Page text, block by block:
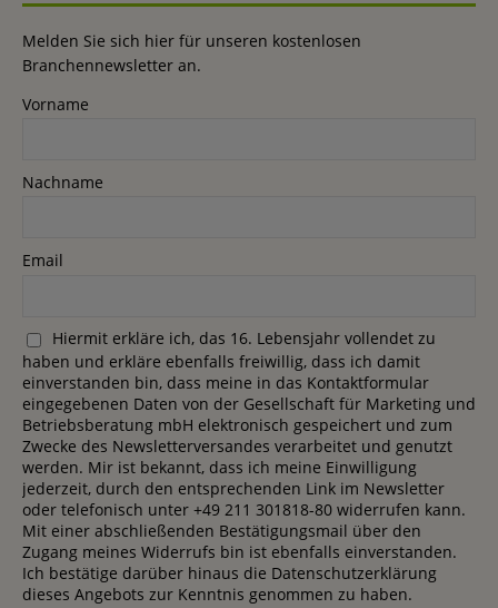
Melden Sie sich hier für unseren kostenlosen
Branchennewsletter an.
Vorname
Nachname
Email
Hiermit erkläre ich, das 16. Lebensjahr vollendet zu
haben und erkläre ebenfalls freiwillig, dass ich damit
einverstanden bin, dass meine in das Kontaktformular
eingegebenen Daten von der Gesellschaft für Marketing und
Betriebsberatung mbH elektronisch gespeichert und zum
Zwecke des Newsletterversandes verarbeitet und genutzt
werden. Mir ist bekannt, dass ich meine Einwilligung
jederzeit, durch den entsprechenden Link im Newsletter
oder telefonisch unter +49 211 301818-80 widerrufen kann.
Mit einer abschließenden Bestätigungsmail über den
Zugang meines Widerrufs bin ist ebenfalls einverstanden.
Ich bestätige darüber hinaus die Datenschutzerklärung
dieses Angebots zur Kenntnis genommen zu haben.